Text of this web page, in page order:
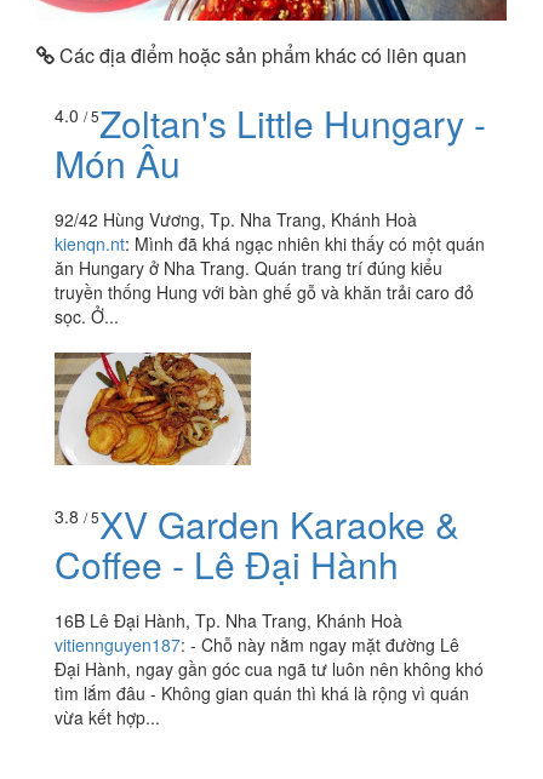
Các địa điểm hoặc sản phẩm khác có liên quan
4.0 / 5Zoltan's Little Hungary -
Món Âu
92/42 Hùng Vương, Tp. Nha Trang, Khánh Hoà
kienqn.nt: Mình đã khá ngạc nhiên khi thấy có một quán
ăn Hungary ở Nha Trang. Quán trang trí đúng kiểu
truyền thống Hung với bàn ghế gỗ và khăn trải caro đỏ
sọc. Ở...
3.8 / 5XV Garden Karaoke &
Coffee - Lê Đại Hành
16B Lê Đại Hành, Tp. Nha Trang, Khánh Hoà
vitiennguyen187: - Chỗ này nằm ngay mặt đường Lê
Đại Hành, ngay gần góc cua ngã tư luôn nên không khó
tìm lắm đâu - Không gian quán thì khá là rộng vì quán
vừa kết hợp...